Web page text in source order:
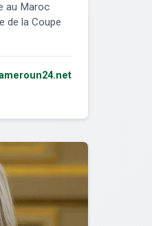
au Maroc
de la Coupe